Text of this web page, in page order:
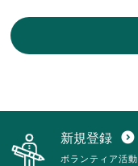
新規登録 expand_circle_down
ボランティア活